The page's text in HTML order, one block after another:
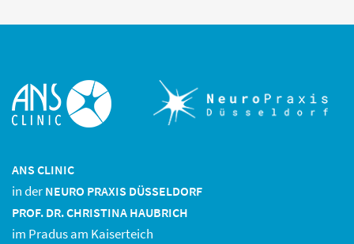
ANS CLINIC
in der NEURO PRAXIS DÜSSELDORF
PROF. DR. CHRISTINA HAUBRICH
im Pradus am Kaiserteich